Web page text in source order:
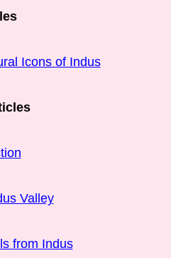
Icons of Indus
Valley
from Indus